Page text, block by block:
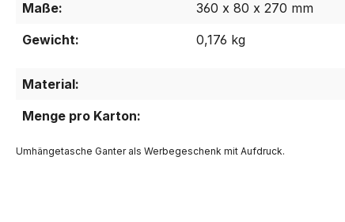
Maße:
360 x 80 x 270 mm
Gewicht:
0,176 kg
Material:
Menge pro Karton:
Umhängetasche Ganter als Werbegeschenk mit Aufdruck.